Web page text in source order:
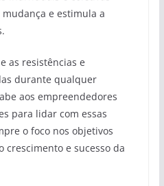
e estimula a
as resistências e
durante qualquer
aos empreendedores
para lidar com essas
o foco nos objetivos
crescimento e sucesso da